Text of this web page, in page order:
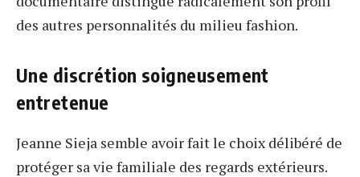
des autres personnalités du milieu fashion.
Une discrétion soigneusement
entretenue
Jeanne Sieja semble avoir fait le choix délibéré de
protéger sa vie familiale des regards extérieurs.